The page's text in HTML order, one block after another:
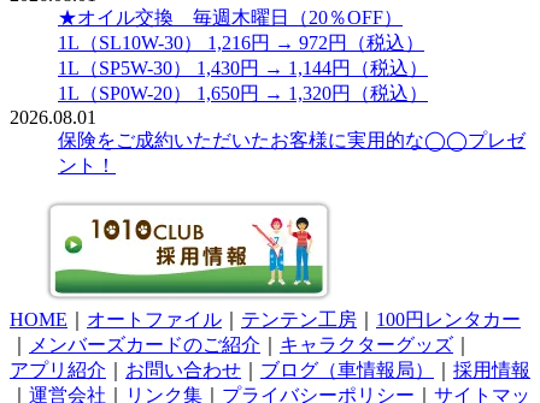
★オイル交換 毎週木曜日（20％OFF）
1L（SL10W-30） 1,216円 → 972円（税込）
1L（SP5W-30） 1,430円 → 1,144円（税込）
1L（SP0W-20） 1,650円 → 1,320円（税込）
2026.08.01
保険をご成約いただいたお客様に実用的な◯◯プレゼ
ント！
HOME オートファイル テンテン工房
100円レンタカー
メンバーズカードのご紹介 キャラクターグッズ
アプリ紹介
お問い合わせ ブログ（車情報局）
採用情報
運営会社 リンク集 プライバシーポリシー サイトマッ